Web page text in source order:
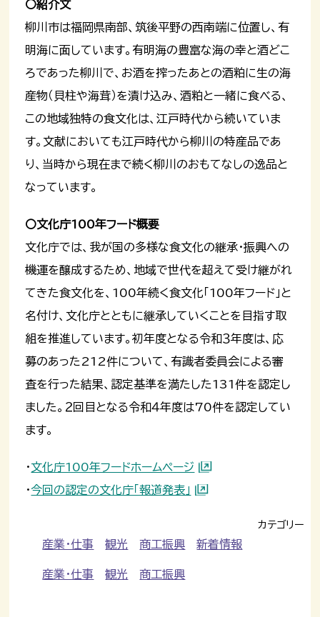
〇紹介文
柳川市は福岡県南部、筑後平野の西南端に位置し、有
明海に面しています。有明海の豊富な海の幸と酒どこ
ろであった柳川で、お酒を搾ったあとの酒粕に生の海
産物（貝柱や海茸）を漬け込み、酒粕と一緒に食べる、
この地域独特の食文化は、江戸時代から続いていま
す。文献においても江戸時代から柳川の特産品であ
り、当時から現在まで続く柳川のおもてなしの逸品と
なっています。
〇文化庁100年フード概要
文化庁では、我が国の多様な食文化の継承・振興への
機運を醸成するため、地域で世代を超えて受け継がれ
てきた食文化を、100年続く食文化「100年フード」と
名付け、文化庁とともに継承していくことを目指す取
組を推進しています。初年度となる令和３年度は、応
募のあった212件について、有識者委員会による審
査を行った結果、認定基準を満たした131件を認定し
ました。２回目となる令和４年度は70件を認定してい
ます。
・文化庁100年フードホームページ
・今回の認定の文化庁「報道発表」
カテゴリー
産業・仕事 観光 商工振興 新着情報
産業・仕事 観光 商工振興